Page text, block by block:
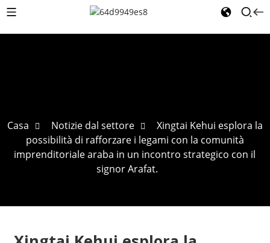
Casa Notizie dal settore
Xingtai Kehui esplora la
possibilità di rafforzare i legami con la comunità
imprenditoriale araba in un incontro strategico con il
signor Arafat.